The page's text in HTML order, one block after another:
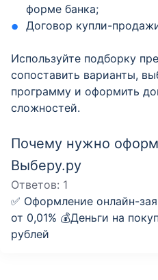
форме банка;
Договор купли-
Используйте подборку
сопоставить варианты,
программу и оформить
сложностей.
Почему нужно
Выберу.ру
Ответов: 1
✅ Оформление онлайн-
от 0,01% 💰Деньги на
рублей